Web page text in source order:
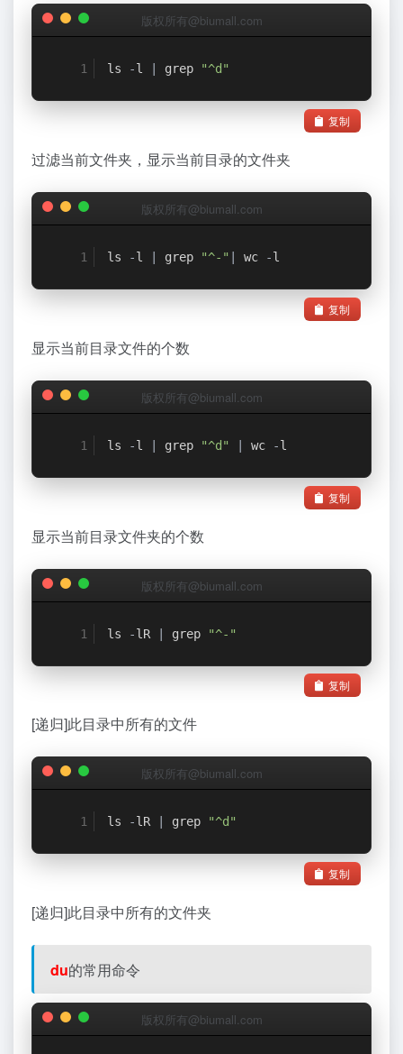
版权所有@biumall.com
ls -l grep "^d"
复制
过滤当前文件夹，显示当前目录的文件夹
版权所有@biumall.com
ls -l grep "^-" wc -l
复制
显示当前目录文件的个数
版权所有@biumall.com
ls -l grep "^d" wc -l
复制
显示当前目录文件夹的个数
版权所有@biumall.com
ls -lR | grep "^-"
复制
[递归]此目录中所有的文件
版权所有@biumall.com
ls -lR grep "^d"
复制
[递归]此目录中所有的文件夹
du的常用命令
版权所有@biumall.com